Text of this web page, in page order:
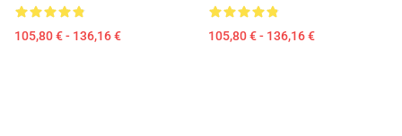
105,80 € - 136,16 € 105,80 € - 136,16 €